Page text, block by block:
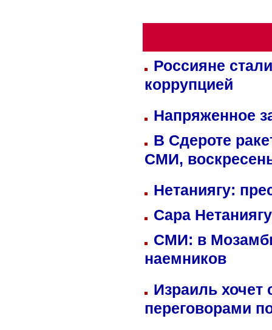
Россияне
коррупцией
Напряженное
В Сдероте
СМИ,
Нетаниягу:
Сара
СМИ: в
наемников
Израиль хочет
переговорами